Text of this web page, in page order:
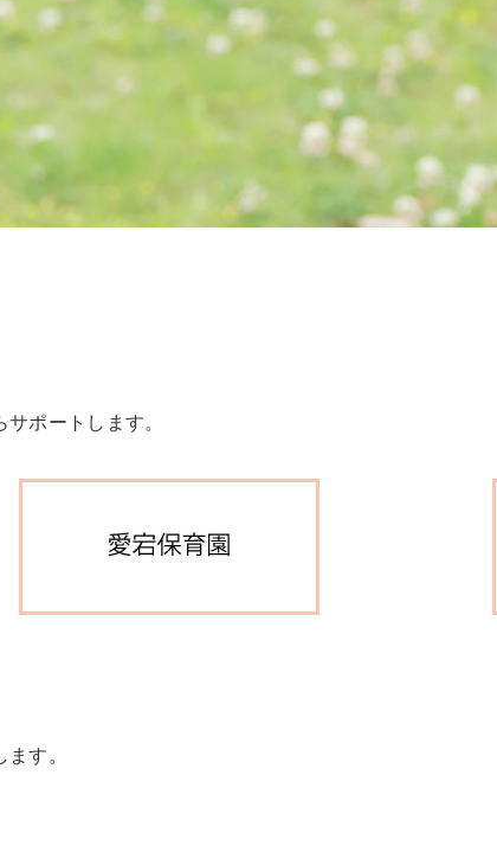
ポートします。
す。